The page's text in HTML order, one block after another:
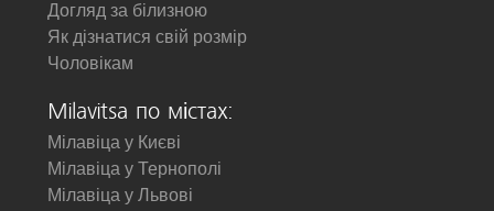
Догляд за білизною
Як дізнатися свій розмір
Чоловікам
Milavitsa по містах:
Мілавіца у Києві
Мілавіца у Тернополі
Мілавіца у Львові